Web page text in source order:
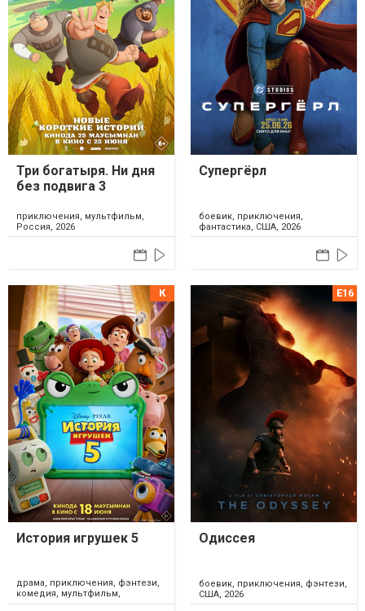
Три богатыря. Ни дня
без подвига 3
приключения, мультфильм,
Россия, 2026
Супергёрл
боевик, приключения,
фантастика, США, 2026
История игрушек 5
драма, приключения, фэнтези,
комедия, мультфильм,
семейный, США, Япония, 2026
Одиссея
боевик, приключения, фэнтези,
США, 2026